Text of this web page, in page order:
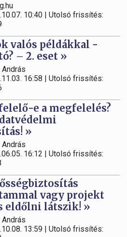
10:40 | Utolsó frissítés:
valós példákkal -
– 2. eset »
16:58 | Utolsó frissítés:
e a megfelelés?
»
16:12 | Utolsó frissítés:
vagy projekt
eldőlni látszik! »
13:59 | Utolsó frissítés: